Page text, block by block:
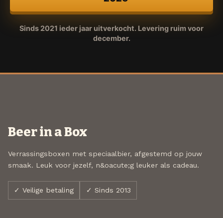
Sinds 2021 ieder jaar uitverkocht. Levering ruim voor
december.
Beer in a Box
Verrassingsboxen met speciaalbier, afgestemd op jouw
smaak. Leuk voor jezelf, n&oacute;g leuker als cadeau.
✓ Veilige betaling ✓ Sinds 2013